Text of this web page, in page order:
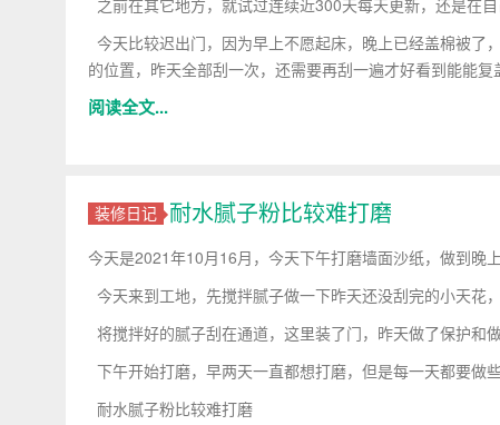
之前在其它地方，就试过连续近300天每天更新，还是在
今天比较迟出门，因为早上不愿起床，晚上已经盖棉被了
的位置，昨天全部刮一次，还需要再刮一遍才好看到能能复
阅读全文...
装修日记 耐水腻子粉比较难打磨
今天是2021年10月16月，今天下午打磨墙面沙纸，做到晚上
今天来到工地，先搅拌腻子做一下昨天还没刮完的小天花
将搅拌好的腻子刮在通道，这里装了门，昨天做了保护和
下午开始打磨，早两天一直都想打磨，但是每一天都要做
耐水腻子粉比较难打磨